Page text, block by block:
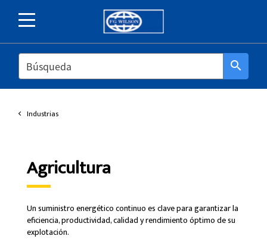
SEARCH search
Industrias
Agricultura
Un suministro energético continuo es clave para garantizar la
eficiencia, productividad, calidad y rendimiento óptimo de su
explotación.